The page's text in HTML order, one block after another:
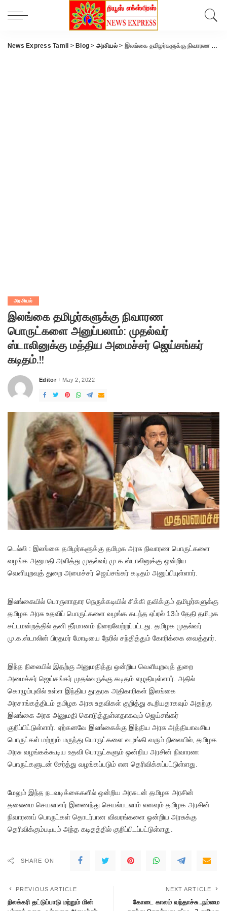
News Express Tamil > Blog > அரசியல்> இலங்கை தமிழர்களுக்கு நிவாரண பொருட்களை அனுப்பலாம்: முதல்வர் ஸ்டாலினுக்கு மத்திய அமைச்சர் ஜெய்சங்கர் கடிதம்.!!
அரசியல்
இலங்கை தமிழர்களுக்கு நிவாரண
பொருட்களை அனுப்பலாம்: முதல்வர்
ஸ்டாலினுக்கு மத்திய அமைச்சர் ஜெய்சங்கர்
கடிதம்.!!
Posted
Editor May 2, 2022
டெல்லி : இலங்கை தமிழர்களுக்கு தமிழக அரசு நிவாரண பொருட்களை
வழங்க அனுமதி அளித்து முதல்வர் மு.க.ஸ்டாலினுக்கு ஒன்றிய
வெளியுறவுத் துறை அமைச்சர் ஜெய்சங்கர் கடிதம் அனுப்பியுள்ளார்.
இலங்கையில் பொருளாதார நெருக்கடியில் சிக்கி தவிக்கும் தமிழர்களுக்கு
தமிழக அரசு உதவிப் பொருட்களை வழங்க கடந்த ஏப்ரல் 13ம் தேதி தமிழக
சட்டமன்றத்தில் தனி தீர்மானம் நிறைவேற்றப்பட்டது. தமிழக முதல்வர்
மு.க.ஸ்டாலின் பிரதமர் மோடியை நேரில் சந்தித்தும் கோரிக்கை வைத்தார்.
இந்த நிலையில் இதற்கு அனுமதித்து ஒன்றிய வெளியுறவுத் துறை
அமைச்சர் ஜெய்சங்கர் முதல்வருக்கு கடிதம் எழுதியுள்ளார். அதில்
கொழும்புவில் உள்ள இந்திய தூதரக அதிகாரிகள் இலங்கை
அரசாங்கத்திடம் தமிழக அரசு உதவிகள் குறித்து கூறியதாகவும் அதற்கு
இலங்கை அரசு அனுமதி கொடுத்துள்ளதாகவும் ஜெய்சங்கர்
குறிப்பிட்டுள்ளார். ஏற்கனவே இலங்கைக்கு இந்திய அரசு அத்தியாவசிய
பொருட்கள் மற்றும் மருந்து பொருட்களை வழங்கி வரும் நிலையில், தமிழக
அரசு வழங்கக்கூடிய உதவி பொருட்களும் ஒன்றிய அரசின் நிவாரண
பொருட்களுடன் சேர்த்து வழங்கப்படும் என தெரிவிக்கப்பட்டுள்ளது.
மேலும் இந்த நடவடிக்கைகளில் ஒன்றிய அரசுடன் தமிழக அரசின்
தலைமை செயலாளர் இணைந்து செயல்படலாம் எனவும் தமிழக அரசின்
நிவாரணப் பொருட்கள் தொடர்பான விவரங்களை ஒன்றிய அரசுக்கு
தெரிவிக்கும்படியும் அந்த கடிதத்தில் குறிப்பிடப்பட்டுள்ளது.
SHARE ON
PREVIOUS ARTICLE
நிலக்கரி தட்டுப்பாடு மற்றும் மின்
NEXT ARTICLE
கோடை காலம் வந்தாச்சு…நம்மை